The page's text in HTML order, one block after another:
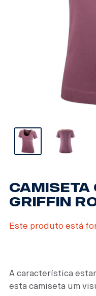
CAMISETA
GRIFFIN
A característica
esta camiseta um
Este produto está